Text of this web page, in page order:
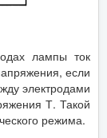
лампы ток
если
электродами
Т. Такой
режима.